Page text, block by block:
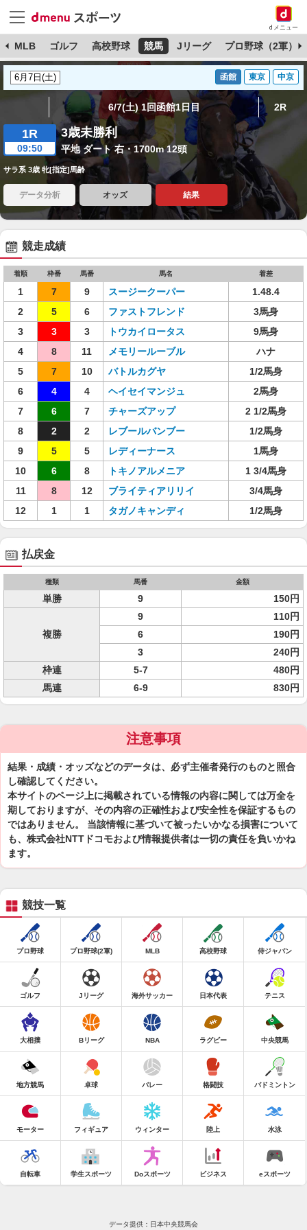
dメニュー
MLB ゴルフ 高校野球 競馬 Jリーグ プロ野球（2軍）
函館 東京 中京
6/7(土) 1回函館1日目 2R
1R
09:50
3歳未勝利
平地 ダート 右・1700m 12頭
サラ系 3歳 牝[指定]馬齢
データ分析 オッズ 結果
競走成績
着順 枠番 馬番 馬名 着差
1 7 9 スージークーパー
1.48.4
2
5 6 ファストフレンド
3馬身
3
3 3 トウカイロータス
9馬身
4
8 11 メモリールーブル
ハナ
5
7 10 バトルカグヤ
1/2馬身
6
4 4 ヘイセイマンジュ
2馬身
7
6 7 チャーズアップ
2 1/2馬身
8
2 2 レブールバンブー
1/2馬身
9
5 5 レディーナース
1馬身
10
6 8 トキノアルメニア
1 3/4馬身
11
8 12 ブライティアリリイ
3/4馬身
12
1 1 タガノキャンディ 1/2馬身
払戻金
種類 馬番 金額
単勝 9 150円
複勝
9
110円
6
190円
3
240円
枠連
5-7
480円
馬連
6-9 830円
注意事項
結果・成績・オッズなどのデータは、必ず主催者発行のものと照合
し確認してください。
本サイトのページ上に掲載されている情報の内容に関しては万全を
期しておりますが、その内容の正確性および安全性を保証するもの
ではありません。 当該情報に基づいて被ったいかなる損害について
も、株式会社NTTドコモおよび情報提供者は一切の責任を負いかね
ます。
競技一覧
プロ野球 プロ野球(2軍) MLB 高校野球 侍ジャパン
ゴルフ Jリーグ 海外サッカー 日本代表 テニス
大相撲 Bリーグ NBA ラグビー 中央競馬
地方競馬 卓球 バレー 格闘技 バドミントン
モーター フィギュア ウィンター 陸上 水泳
自転車 学生スポーツ Doスポーツ ビジネス eスポーツ
データ提供：日本中央競馬会